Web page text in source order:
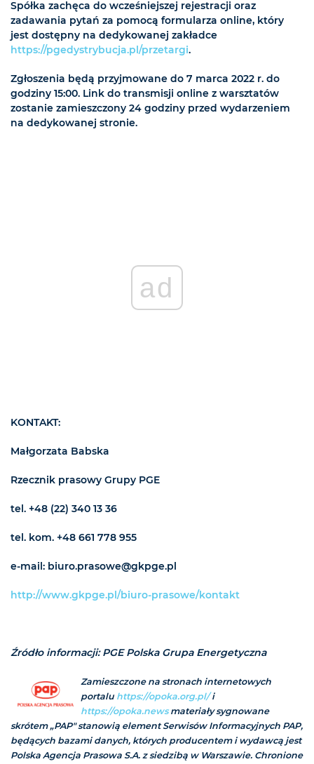
Spółka zachęca do wcześniejszej rejestracji oraz
zadawania pytań za pomocą formularza online, który
jest dostępny na dedykowanej zakładce
https://pgedystrybucja.pl/przetargi.
Zgłoszenia będą przyjmowane do 7 marca 2022 r. do
godziny 15:00. Link do transmisji online z warsztatów
zostanie zamieszczony 24 godziny przed wydarzeniem
na dedykowanej stronie.
ad
KONTAKT:
Małgorzata Babska
Rzecznik prasowy Grupy PGE
tel. +48 (22) 340 13 36
tel. kom. +48 661 778 955
e-mail: biuro.prasowe@gkpge.pl
http://www.gkpge.pl/biuro-prasowe/kontakt
Źródło informacji: PGE Polska Grupa Energetyczna
Zamieszczone na stronach internetowych
portalu https://opoka.org.pl/i
https://opoka.newsmateriały sygnowane
skrótem „PAP" stanowią element Serwisów Informacyjnych PAP,
będących bazami danych, których producentem i wydawcą jest
Polska Agencja Prasowa S.A. z siedzibą w Warszawie. Chronione